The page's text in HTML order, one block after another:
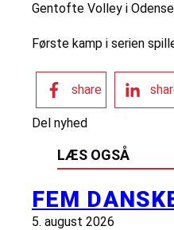
Gentofte Volley i
Første kamp i serien
share
Del nyhed
LÆS OGSÅ
FEM
5. august 2026